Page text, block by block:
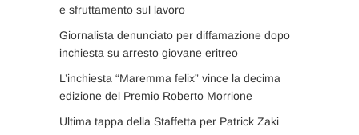
e sfruttamento sul lavoro
Giornalista denunciato per diffamazione dopo
inchiesta su arresto giovane eritreo
L’inchiesta “Maremma felix” vince la decima
edizione del Premio Roberto Morrione
Ultima tappa della Staffetta per Patrick Zaki